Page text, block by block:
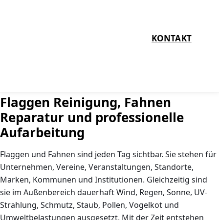
KONTAKT
Flaggen Reinigung, Fahnen
Reparatur und professionelle
Aufarbeitung
Flaggen und Fahnen sind jeden Tag sichtbar. Sie stehen für
Unternehmen, Vereine, Veranstaltungen, Standorte,
Marken, Kommunen und Institutionen. Gleichzeitig sind
sie im Außenbereich dauerhaft Wind, Regen, Sonne, UV-
Strahlung, Schmutz, Staub, Pollen, Vogelkot und
Umweltbelastungen ausgesetzt. Mit der Zeit entstehen